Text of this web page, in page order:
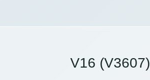
V16 (V3607)